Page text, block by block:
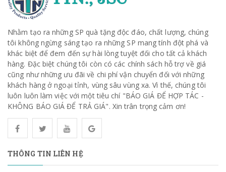
Nhằm tạo ra những SP quà tặng độc đáo, chất lượng, chúng
tôi không ngừng sáng tạo ra những SP mang tính đột phá và
khác biệt để đem đến sự hài lòng tuyệt đối cho tất cả khách
hàng. Đặc biệt chúng tôi còn có các chính sách hỗ trợ về giá
cũng như những ưu đãi về chi phí vận chuyển đối với những
khách hàng ở ngoại tỉnh, vùng sâu vùng xa. Vì thế, chúng tôi
luôn luôn làm việc với một tiêu chí "BÁO GIÁ ĐỂ HỢP TÁC -
KHÔNG BÁO GIÁ ĐỂ TRẢ GIÁ". Xin trân trọng cảm ơn!
THÔNG TIN LIÊN HỆ